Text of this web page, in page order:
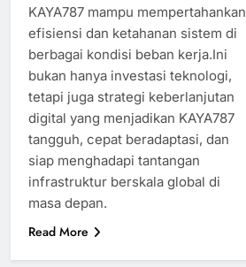
KAYA787 mampu mempertahankan
efisiensi dan ketahanan sistem di
berbagai kondisi beban kerja.Ini
bukan hanya investasi teknologi,
tetapi juga strategi keberlanjutan
digital yang menjadikan KAYA787
tangguh, cepat beradaptasi, dan
siap menghadapi tantangan
infrastruktur berskala global di
masa depan.
Read More